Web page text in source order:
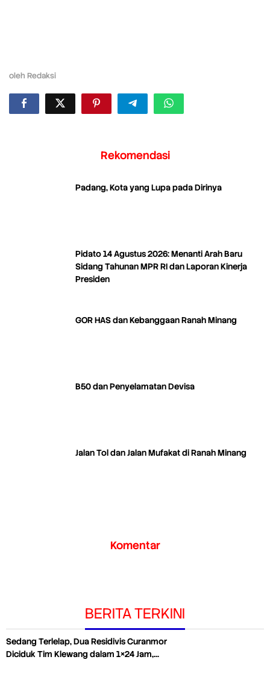
oleh Redaksi
Rekomendasi
Padang, Kota yang Lupa pada Dirinya
Pidato 14 Agustus 2026: Menanti Arah Baru
Sidang Tahunan MPR RI dan Laporan Kinerja
Presiden
GOR HAS dan Kebanggaan Ranah Minang
B50 dan Penyelamatan Devisa
Jalan Tol dan Jalan Mufakat di Ranah Minang
Komentar
BERITA TERKINI
Sedang Terlelap, Dua Residivis Curanmor
Diciduk Tim Klewang dalam 1×24 Jam,…